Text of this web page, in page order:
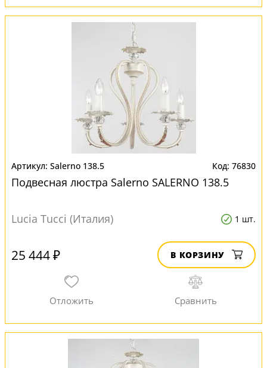
Salerno 138.5 76830
Подвесная люстра Salerno SALERNO 138.5
Lucia Tucci (Италия) 1 шт.
25 444 ₽ В КОРЗИНУ